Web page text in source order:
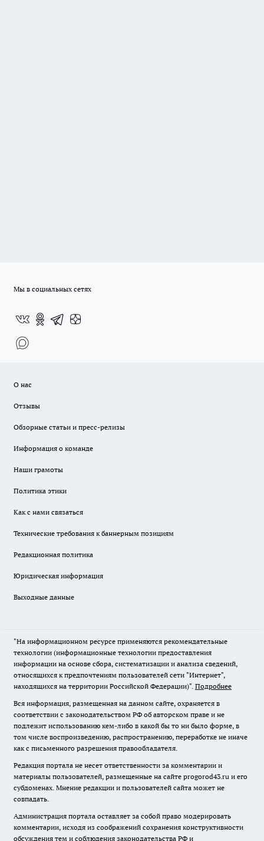
Мы в социальных сетях
О нас
Отзывы
Обзорные статьи и пресс-релизы
Информация о команде
Наши грамоты
Политика этики
Как с нами связаться
Технические требования к баннерным позициям
Редакционная политика
Юридическая информация
Выходные данные
"На информационном ресурсе применяются рекомендательные
технологии (информационные технологии предоставления
информации на основе сбора, систематизации и анализа сведений,
относящихся к предпочтениям пользователей сети "Интернет",
находящихся на территории Российской Федерации)". Подробнее
Вся информация, размещенная на данном сайте, охраняется в
соответствии с законодательством РФ об авторском праве и не
подлежит использованию кем-либо в какой бы то ни было форме, в
том числе воспроизведению, распространению, переработке не иначе
как с письменного разрешения правообладателя.
Редакция портала не несет ответственности за комментарии и
материалы пользователей, размещенные на сайте progorod43.ru и его
субдоменах. Мнение редакции и пользователей сайта может не
совпадать.
Администрация портала оставляет за собой право модерировать
комментарии, исходя из соображений сохранения конструктивности
обсуждения тем и соблюдения законодательства РФ и